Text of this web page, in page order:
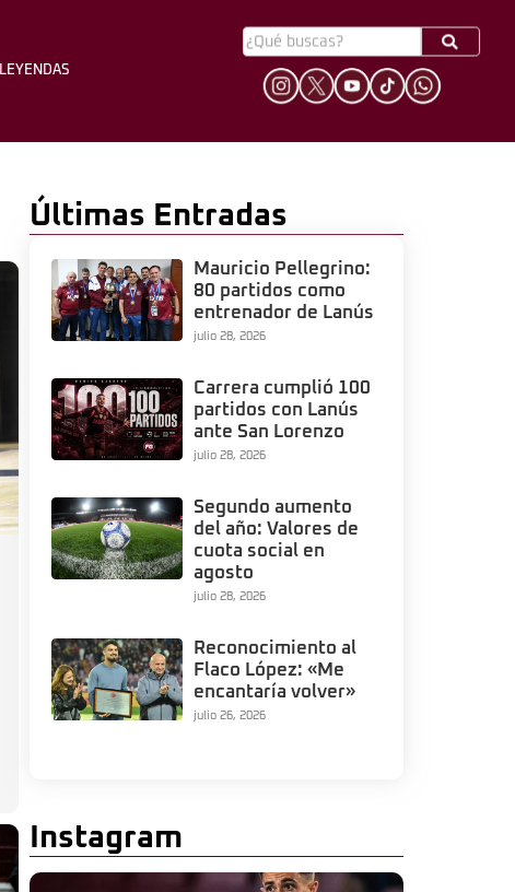
HINCHADA
LEYENDAS
Últimas Entradas
Mauricio Pellegrino:
80 partidos como
entrenador de Lanús
julio 28, 2026
Carrera cumplió 100
partidos con Lanús
ante San Lorenzo
julio 28, 2026
Segundo aumento
del año: Valores de
cuota social en
agosto
julio 28, 2026
Reconocimiento al
Flaco López: «Me
encantaría volver»
julio 26, 2026
Instagram